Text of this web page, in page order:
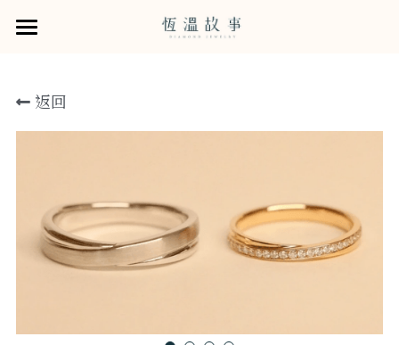
鑽石系列
訂婚鑽戒
小資鑽戒
恆溫拾年 · 牽手故事書
給戀人的一紙情書
售後服務
預約諮詢
返回
商品分類
所有商品分類
部落格分類
所有博客分類